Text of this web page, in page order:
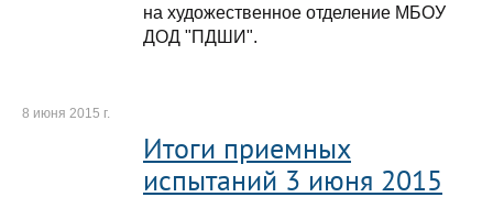
на художественное отделение МБОУ
ДОД "ПДШИ".
8 июня 2015 г.
Итоги приемных
испытаний 3 июня 2015